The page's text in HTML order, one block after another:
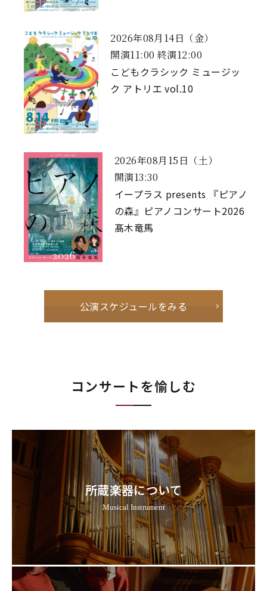
2026年08月14日（金）
開演11:00 終演12:00
こどもクラシック ミュージッ
ク アトリエ vol.10
2026年08月15日（土）
開演13:30
イープラス presents 『ピアノ
の森』ピアノコンサート2026
髙木竜馬
公演スケジュールをみる
コンサートを愉しむ
所蔵楽器について
Musical Instrument